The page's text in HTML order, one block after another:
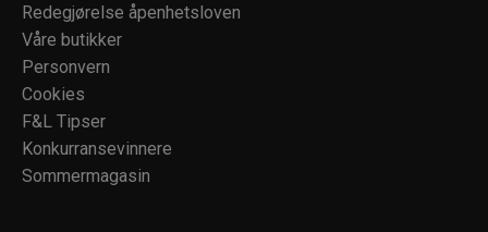
Redegjørelse åpenhetsloven
Våre butikker
Personvern
Cookies
F&L Tipser
Konkurransevinnere
Sommermagasin